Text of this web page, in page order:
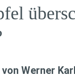
Werner Karl